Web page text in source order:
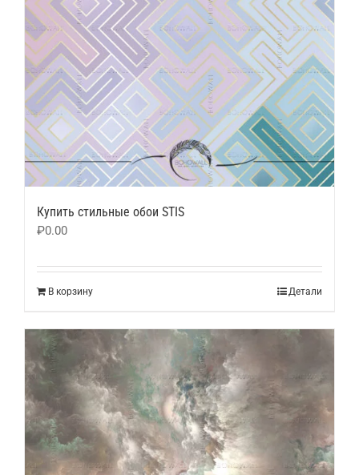
Купить стильные обои STIS
₽0.00
В корзину Детали